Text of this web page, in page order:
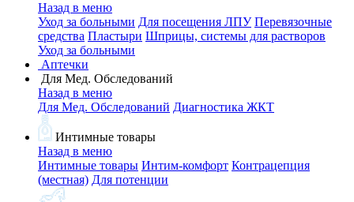
Назад в меню
Уход за больными Для посещения ЛПУ Перевязочные
средства Пластыри Шприцы, системы для растворов
Уход за больными
Аптечки
Для Мед. Обследований
Назад в меню
Для Мед. Обследований Диагностика ЖКТ
Интимные товары
Назад в меню
Интимные товары Интим-комфорт Контрацепция
(местная) Для потенции